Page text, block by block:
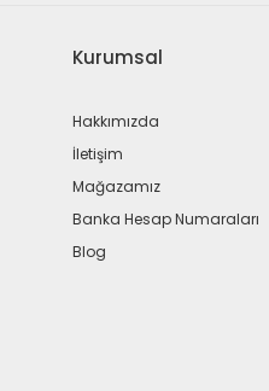
Kurumsal
Hakkımızda
İletişim
Mağazamız
Banka Hesap Numaraları
Blog